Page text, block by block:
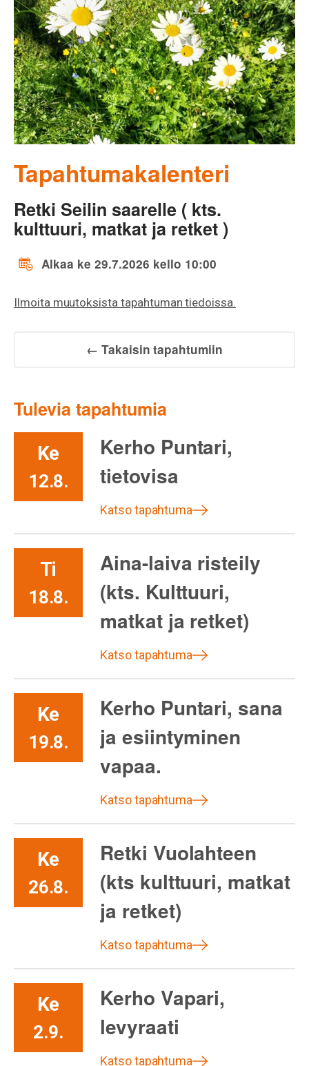
Tapahtumakalenteri
Retki Seilin saarelle ( kts.
kulttuuri, matkat ja retket )
Alkaa ke 29.7.2026 kello 10:00
Ilmoita muutoksista tapahtuman tiedoissa.
← Takaisin tapahtumiin
Tulevia tapahtumia
Ke
12.8.
Kerho Puntari,
tietovisa
Katso tapahtuma
Ti
18.8.
Aina-laiva risteily
(kts. Kulttuuri,
matkat ja retket)
Katso tapahtuma
Ke
19.8.
Kerho Puntari, sana
ja esiintyminen
vapaa.
Katso tapahtuma
Ke
26.8.
Retki Vuolahteen
(kts kulttuuri, matkat
ja retket)
Katso tapahtuma
Ke
2.9.
Kerho Vapari,
levyraati
Katso tapahtuma